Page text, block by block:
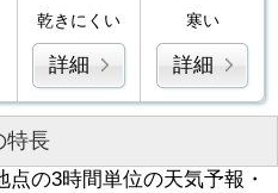
乾きにくい
詳細
寒い
詳細
特長
の3時間単位の天気予報・